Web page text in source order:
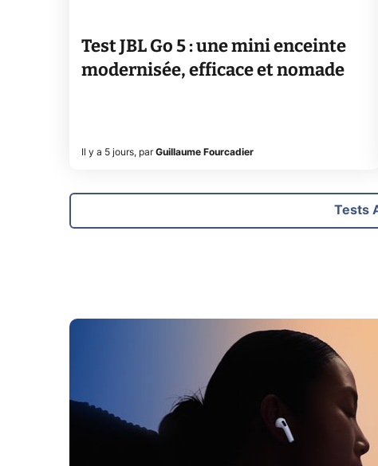
Test JBL Go 5 : une mini enceinte
modernisée, efficace et nomade
Il y a 5 jours, par Guillaume Fourcadier
Tests